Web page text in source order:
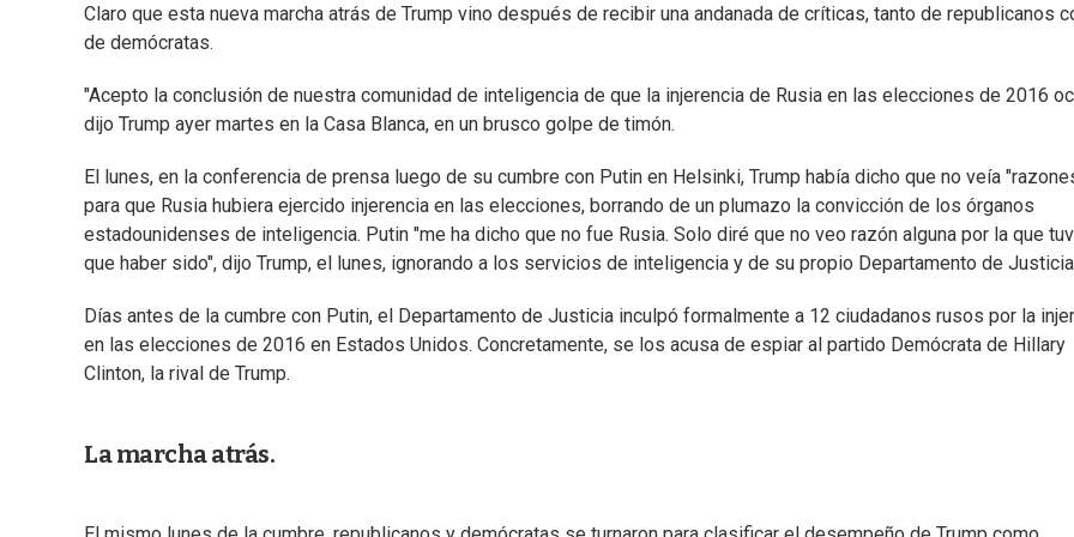
Claro que esta nueva marcha atrás de Trump vino después de recibir una andanada de críticas, tanto de republicanos
de demócratas.
"Acepto la conclusión de nuestra comunidad de inteligencia de que la injerencia de Rusia en las elecciones de 2016
dijo Trump ayer martes en la Casa Blanca, en un brusco golpe de timón.
El lunes, en la conferencia de prensa luego de su cumbre con Putin en Helsinki, Trump había dicho que no veía
para que Rusia hubiera ejercido injerencia en las elecciones, borrando de un plumazo la convicción de los órganos
estadounidenses de inteligencia. Putin "me ha dicho que no fue Rusia. Solo diré que no veo razón alguna por la que
que haber sido", dijo Trump, el lunes, ignorando a los servicios de inteligencia y de su propio Departamento de
Días antes de la cumbre con Putin, el Departamento de Justicia inculpó formalmente a 12 ciudadanos rusos por la
en las elecciones de 2016 en Estados Unidos. Concretamente, se los acusa de espiar al partido Demócrata de Hillary
Clinton, la rival de Trump.
La marcha atrás.